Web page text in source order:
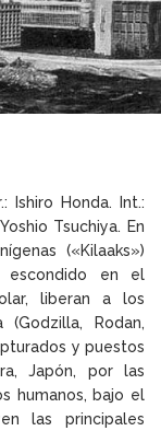
Ishiro Honda. Int.:
Tsuchiya. En
(«Kilaaks»)
escondido en el
liberan a los
Rodan,
y puestos
Japón, por las
humanos, bajo el
las principales